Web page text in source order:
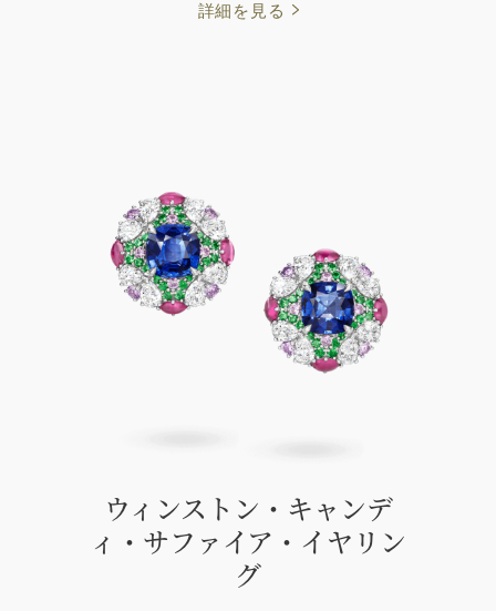
詳細を見る
ウィンストン・キャンデ
ィ・サファイア・イヤリン
グ